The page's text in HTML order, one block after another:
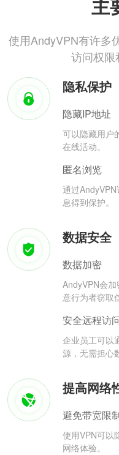
主
使用AndyVPN有许多
访问权限
隐私保护
隐藏IP地址
可以隐藏用户
在线活动。
匿名浏览
通过
息得到保护。
数据安全
数据加密
AndyVPN会
意行为者窃取
安全远程访
企业员工可以
源，无需担心
提高网络
避免带宽限
使用VPN可以
网络体验。